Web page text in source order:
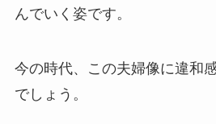
んでいく姿です。
今の時代、この夫婦像に違和
でしょう。